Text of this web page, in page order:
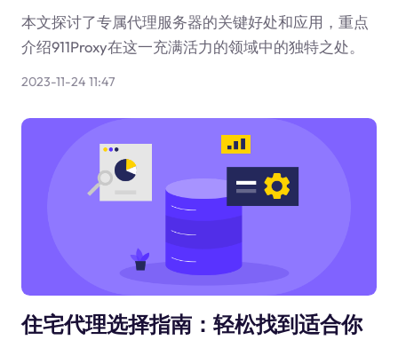
本文探讨了专属代理服务器的关键好处和应用，重点
介绍911Proxy在这一充满活力的领域中的独特之处。
2023-11-24 11:47
住宅代理选择指南：轻松找到适合你